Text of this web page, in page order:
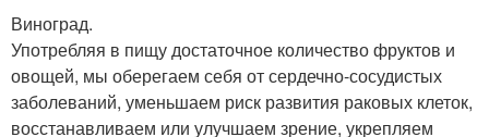
Виноград.
Употребляя в пищу достаточное количество фруктов и
овощей, мы оберегаем себя от сердечно-сосудистых
заболеваний, уменьшаем риск развития раковых клеток,
восстанавливаем или улучшаем зрение, укрепляем